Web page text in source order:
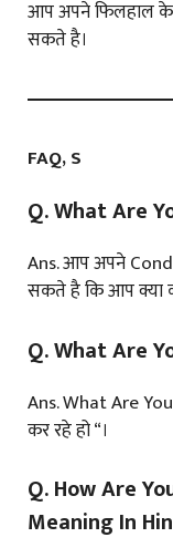
आप अपने फिलहाल के
सकते है।
FAQ, S
Q. What Are
Ans. आप अपने
सकते है कि आप क्या
Q. What Are
Ans. What Are
कर रहे हो “।
Q. How Are
Meaning In